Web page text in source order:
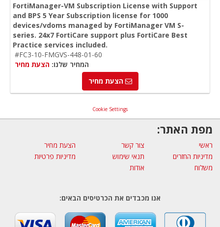
FortiManager-VM Subscription License with Support
and BPS 5 Year Subscription license for 1000
devices/vdoms managed by FortiManager VM S-
series. 24x7 FortiCare support plus FortiCare Best
Practice services included.
#FC3-10-FMGVS-448-01-60
המחיר שלנו: הצעת מחיר
הצעת מחיר
Cookie Settings
מפת האתר:
ראשי צור קשר
הצעת מחיר
מדיניות החזרים
תנאי שימוש
מדיניות פרטיות
משלוח
אודות
אנו מכבדים את הכרטיסים הבאים: